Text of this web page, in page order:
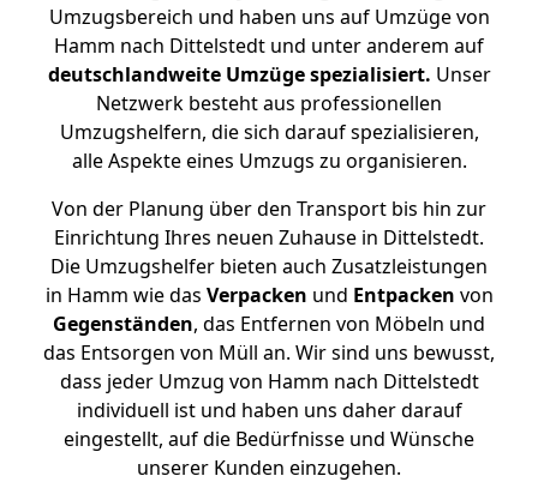
Umzugsbereich und haben uns auf Umzüge von
Hamm nach Dittelstedt und unter anderem auf
deutschlandweite Umzüge spezialisiert. Unser
Netzwerk besteht aus professionellen
Umzugshelfern, die sich darauf spezialisieren,
alle Aspekte eines Umzugs zu organisieren.
Von der Planung über den Transport bis hin zur
Einrichtung Ihres neuen Zuhause in Dittelstedt.
Die Umzugshelfer bieten auch Zusatzleistungen
in Hamm wie das Verpacken und Entpacken von
Gegenständen, das Entfernen von Möbeln und
das Entsorgen von Müll an. Wir sind uns bewusst,
dass jeder Umzug von Hamm nach Dittelstedt
individuell ist und haben uns daher darauf
eingestellt, auf die Bedürfnisse und Wünsche
unserer Kunden einzugehen.